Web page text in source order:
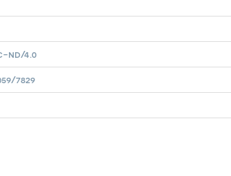
nd/4.0
7829